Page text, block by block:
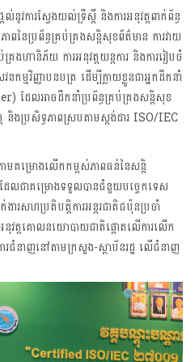
ការស្វែងយល់ទ្រឹស្ដី និងការអនុវត្តពាក់ព័ន្ធ
ៃប្រព័ន្ធគ្រប់គ្រងសន្តិសុខព័ត៌មាន ការវាយ
រងហានិភ័យ ការអនុវត្តយន្តការ និងការរៀបចំ
ម្មវិញ្ញាបនបត្រ ដើម្បីក្លាយខ្លួនជាអ្នកដឹកនាំ
ដែលអាចដឹកនាំប្រព័ន្ធគ្រប់គ្រងសន្តិសុខ
ងប្រសិទ្ធភាពស្របតាមស្តង់ដារ ISO/IEC
មគម្រោងលើកកម្ពស់ភាពធន់នៃសន្តិ
ែលជាគម្រោងទទួលបានជំនួយបច្ចេកទេស
ងារសហប្រតិបត្តិការអន្តរជាតិជប៉ុនប្រចាំ
វត្តគោលនយោបាយជាតិផ្តោតលើការលើក
ារជំនាញនៅតាមក្រសួង-ស្ថាប័នរដ្ឋ លើជំនាញ